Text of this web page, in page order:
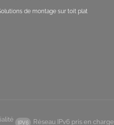
de montage sur toit plat
Réseau IPv6 pris en charge